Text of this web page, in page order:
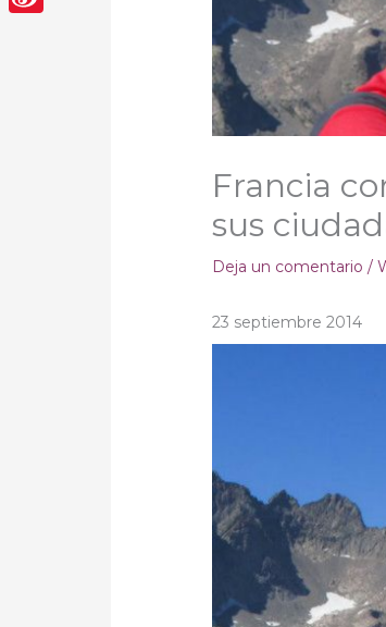
Francia
sus
Deja un comentario /
23 septiembre 2014